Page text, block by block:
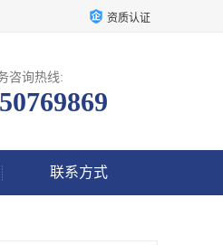
资质认证
咨询热线:
联系方式